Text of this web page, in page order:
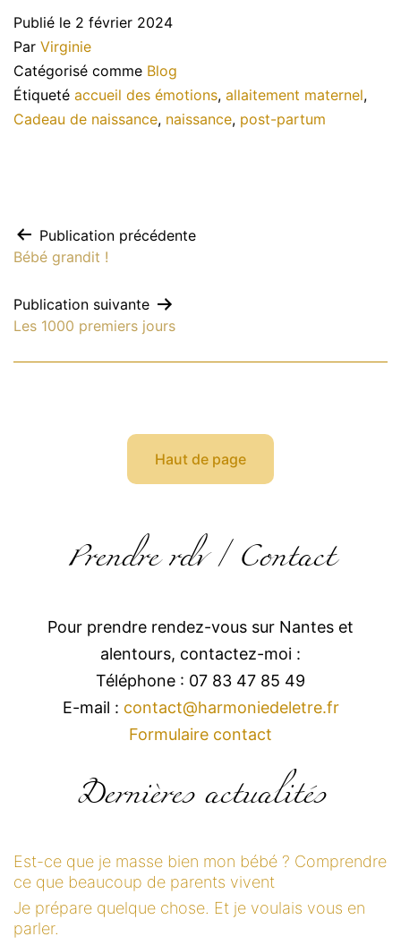
Publié le 2 février 2024
Par Virginie
Catégorisé comme Blog
Étiqueté accueil des émotions, allaitement maternel,
Cadeau de naissance, naissance, post-partum
Navigation
de
l’article
Publication précédente
Bébé grandit !
Publication suivante
Les 1000 premiers jours
Haut de page
Prendre rdv / Contact
Pour prendre rendez-vous sur Nantes et
alentours, contactez-moi :
Téléphone : 07 83 47 85 49
E-mail : contact@harmoniedeletre.fr
Formulaire contact
Dernières actualités
Est-ce que je masse bien mon bébé ? Comprendre
ce que beaucoup de parents vivent
Je prépare quelque chose. Et je voulais vous en
parler.